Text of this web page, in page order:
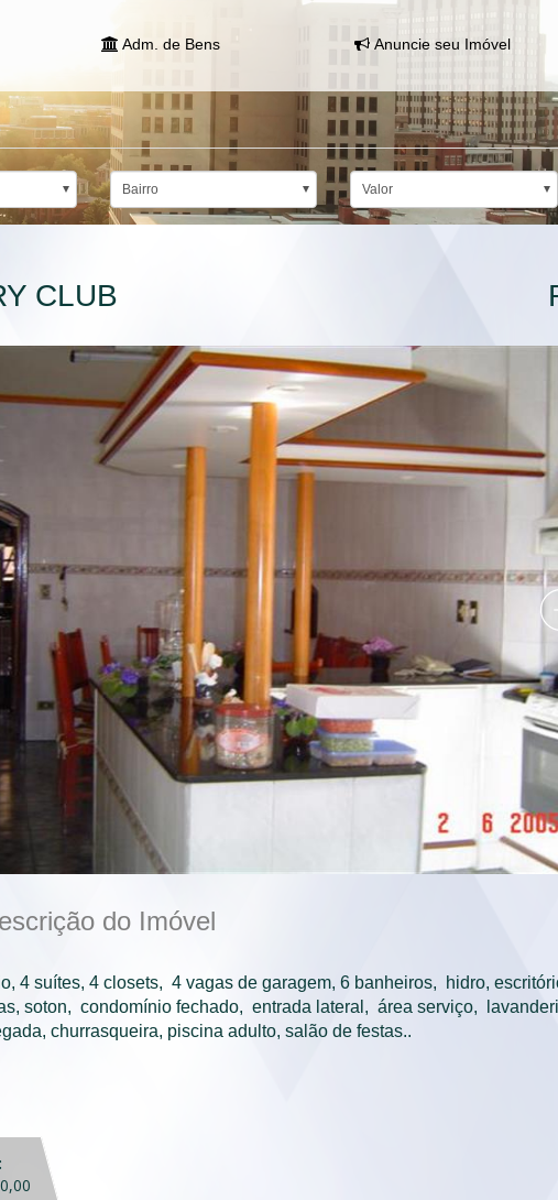
Adm. de Bens Anuncie seu Imóvel
Bairro Valor
CLUB
do Imóvel
4 suítes, 4 closets,  4 vagas de garagem, 6 banheiros,  hidro,
soton,  condomínio fechado,  entrada lateral,  área serviço,
churrasqueira, piscina adulto, salão de festas..